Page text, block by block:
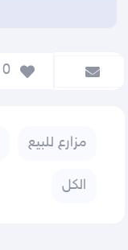
مزارع للبيع
الكل